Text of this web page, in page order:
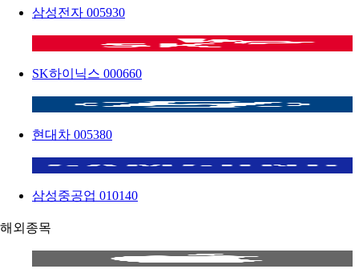
삼성전자 005930
SK하이닉스 000660
현대차 005380
삼성중공업 010140
해외종목